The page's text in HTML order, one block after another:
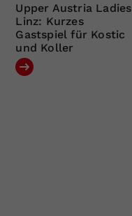
Upper Austria Ladies
Linz: Kurzes
Gastspiel für Kostic
und Koller